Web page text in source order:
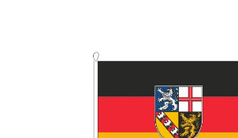
Bildergalerie überspringen